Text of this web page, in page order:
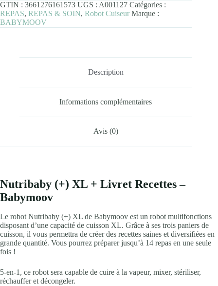
GTIN : 3661276161573 UGS : A001127 Catégories :
REPAS, REPAS & SOIN, Robot Cuiseur Marque :
BABYMOOV
Description
Informations complémentaires
Avis (0)
Nutribaby (+) XL + Livret Recettes –
Babymoov
Le robot Nutribaby (+) XL de Babymoov est un robot multifonctions
disposant d’une capacité de cuisson XL. Grâce à ses trois paniers de
cuisson, il vous permettra de créer des recettes saines et diversifiées en
grande quantité. Vous pourrez préparer jusqu’à 14 repas en une seule
fois !
5-en-1, ce robot sera capable de cuire à la vapeur, mixer, stériliser,
réchauffer et décongeler.